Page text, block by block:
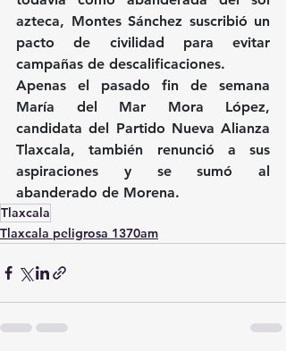
azteca, Montes Sánchez suscribió un
pacto de civilidad para evitar
campañas de descalificaciones.
Apenas el pasado fin de semana
María del Mar Mora López,
candidata del Partido Nueva Alianza
Tlaxcala, también renunció a sus
aspiraciones y se sumó al
abanderado de Morena.
Tlaxcala
Tlaxcala peligrosa 1370am